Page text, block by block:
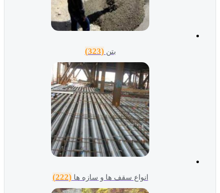
بتن (323)
انواع سقف ها و سازه ها (222)